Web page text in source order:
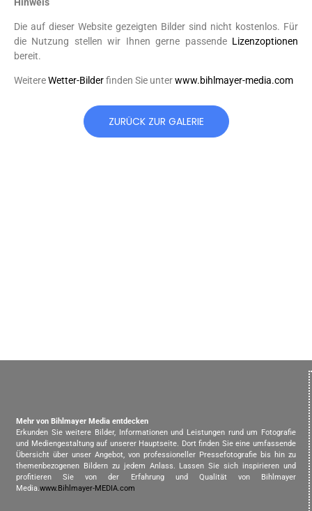
Die auf dieser Website gezeigten Bilder sind nicht kostenlos. Für
die Nutzung stellen wir Ihnen gerne passende Lizenzoptionen
bereit.
WeitereWetter-Bilderfinden Sie unterwww.bihlmayer-media.com
ZURÜCK ZUR GALERIE
Mehr von Bihlmayer Media entdecken
Erkunden Sie weitere Bilder, Informationen und Leistungen rund um Fotografie
und Mediengestaltung auf unserer Hauptseite. Dort finden Sie eine umfassende
Übersicht über unser Angebot, von professioneller Pressefotografie bis hin zu
themenbezogenen Bildern zu jedem Anlass. Lassen Sie sich inspirieren und
profitieren Sie von der Erfahrung und Qualität von Bihlmayer
Media.www.Bihlmayer-MEDIA.com